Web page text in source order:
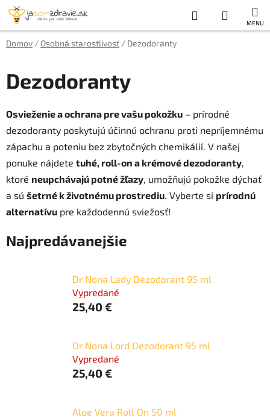
Prejsť
obsah
Hľadať
KOŠÍK
Domov / Osobná starostlivosť / Dezodoranty
Dezodoranty
Osvieženie a ochrana pre vašu pokožku – prírodné
dezodoranty poskytujú účinnú ochranu proti nepríjemnému
zápachu a poteniu bez zbytočných chemikálií. V našej
ponuke nájdete tuhé, roll-on a krémové dezodoranty
ktoré neupchávajú potné žľazy , umožňujú pokožke dýchať
a sú šetrné k životnému prostrediu . Vyberte si prírodnú
alternatívu pre každodennú sviežosť!
Najpredávanejšie
Dr Nona Lady Dezodorant 95 ml
Vypredané
25,40 €
Dr Nona Lord Dezodorant 95 ml
Vypredané
25,40 €
Aloe Vera Roll On 50 ml